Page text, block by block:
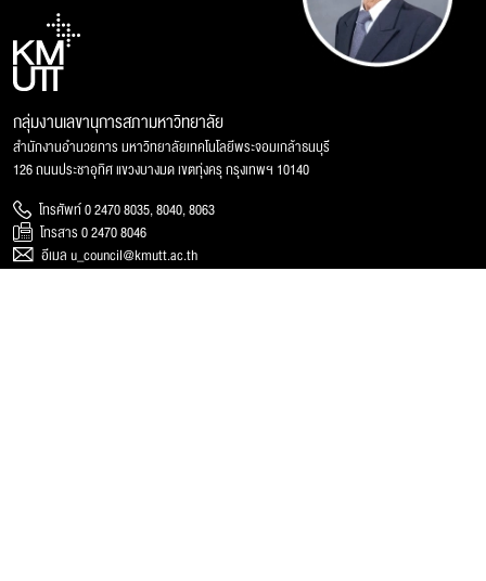
กลุ่มงานเลขานุการสภามหาวิทยาลัย
สำนักงานอำนวยการ มหาวิทยาลัยเทคโนโลยีพระจอมเกล้าธนบุรี
126 ถนนประชาอุทิศ แขวงบางมด เขตทุ่งครุ กรุงเทพฯ 10140
โทรศัพท์ 0 2470 8035, 8040, 8063
โทรสาร 0 2470 8046
อีเมล u_council@kmutt.ac.th